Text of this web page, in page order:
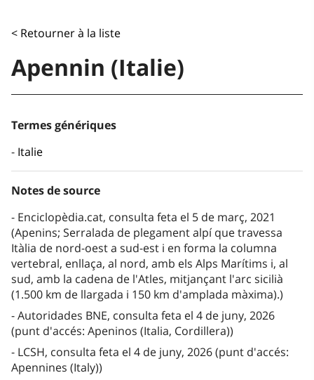
< Retourner à la liste
Apennin (Italie)
Termes génériques
Italie
Notes de source
Enciclopèdia.cat, consulta feta el 5 de març, 2021
(Apenins; Serralada de plegament alpí que travessa
Itàlia de nord-oest a sud-est i en forma la columna
vertebral, enllaça, al nord, amb els Alps Marítims i, al
sud, amb la cadena de l'Atles, mitjançant l'arc sicilià
(1.500 km de llargada i 150 km d'amplada màxima).)
Autoridades BNE, consulta feta el 4 de juny, 2026
(punt d'accés: Apeninos (Italia, Cordillera))
LCSH, consulta feta el 4 de juny, 2026 (punt d'accés:
Apennines (Italy))